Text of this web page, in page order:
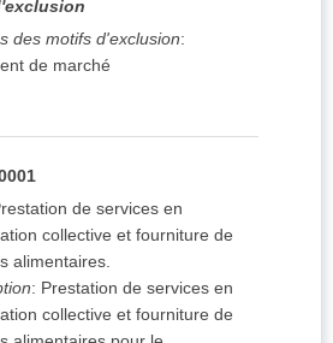
des motifs d'exclusion:
de marché
de services en
collective et fourniture de
alimentaires.
: Prestation de services en
collective et fourniture de